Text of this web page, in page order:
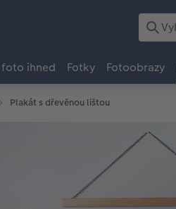
foto ihned Fotky Fotoobrazy
Plakát s dřevěnou lištou